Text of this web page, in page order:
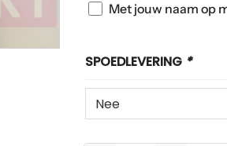
Met jouw naam op
SPOEDLEVERING *